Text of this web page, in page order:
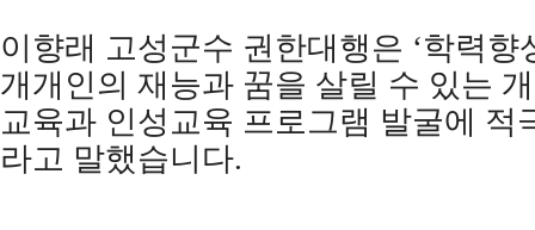
이향래 고성군수 권한대행은 ‘학력향
개개인의 재능과 꿈을 살릴 수 있는
교육과 인성교육 프로그램 발굴에 적
라고 말했습니다.